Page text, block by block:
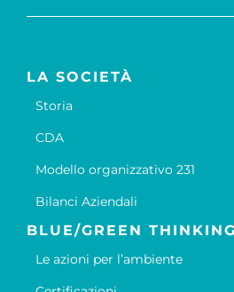
LA SOCIETÀ
Storia
CDA
Modello organizzativo 231
Bilanci Aziendali
BLUE/GREEN THINKING
Le azioni per l’ambiente